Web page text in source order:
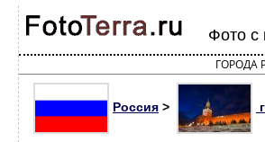
Фото с
ГОРОДА
Россия >